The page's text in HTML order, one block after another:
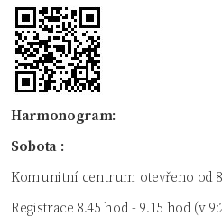
Harmonogram:
Sobota :
Komunitní centrum otevřeno od
Registrace 8.45 hod - 9.15 hod (v